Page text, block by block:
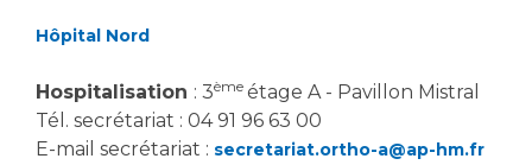
Infos COVID-19
Vivre ensemble à l'hôpital
Emplois divers
Statuts
Stages paramédicaux
Hôpital Nord
Hospitalisation : 3ème étage A - Pavillon Mistral
Tél. secrétariat : 04 91 96 63 00
E-mail secrétariat : secretariat.ortho-a@ap-hm.fr